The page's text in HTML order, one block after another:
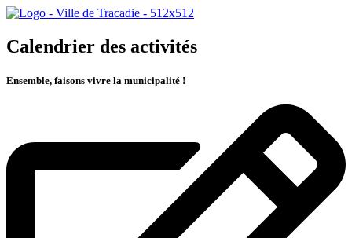
Calendrier des activités
Ensemble, faisons vivre la municipalité !